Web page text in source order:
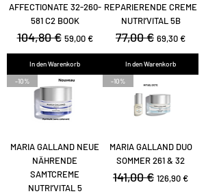
AFFECTIONATE 32-260-
581 C2 BOOK
Standardpreis
104,80 € Sale-Preis
59,00 €
In den Warenkorb
REPARIERENDE CREME
NUTRI’VITAL 5B
Standardpreis
77,00 € Sale-Preis
69,30 €
In den Warenkorb
-10%
MARIA GALLAND NEUE
NÄHRENDE
SAMTCREME
NUTRI’VITAL 5
-10%
MARIA GALLAND DUO
SOMMER 261 & 32
Standardpreis
141,00 € Sale-Preis
126,90 €